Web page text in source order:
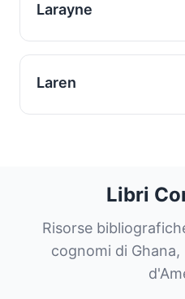
Larayne
Laren
Libri
Risorse
cognomi di